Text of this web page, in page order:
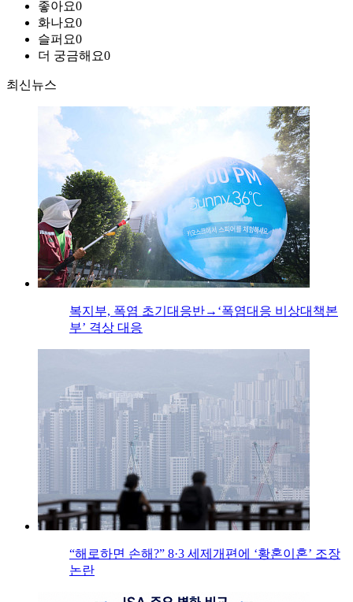
좋아요0
화나요0
슬퍼요0
더 궁금해요0
최신뉴스
복지부, 폭염 초기대응반→‘폭염대응 비상대책본
부’ 격상 대응
“해로하면 손해?” 8·3 세제개편에 ‘황혼이혼’ 조장
논란